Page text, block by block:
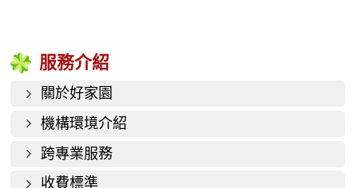
服務介紹
關於好家園
機構環境介紹
跨專業服務
收費標準